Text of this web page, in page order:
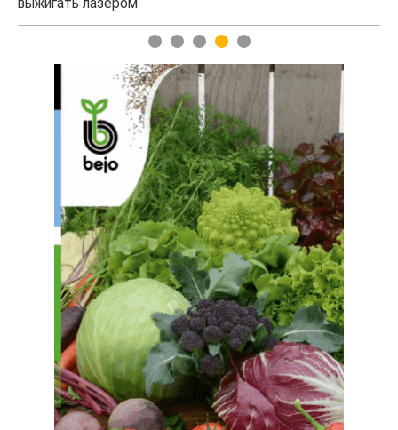
1 2 3 4 5